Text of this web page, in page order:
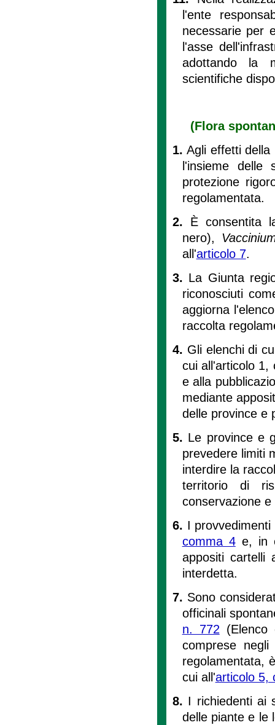
l'ente
necessarie per
l'asse
adottando la
scientifiche
(Flora
1.Agli effetti
l'insieme
protezione
regolamentata.
2. È consentita
nero),
all'articolo 7.
3. La Giunta
riconosciuti
aggiorna
raccolta
4. Gli elenchi di
cui all'articolo 1,
e alla
mediante
delle province e
5. Le province e
prevedere limiti
interdire la
territorio di
conservazione
6. I
comma 4e, in
appositi cartelli
interdetta.
7. Sono
officinali
n. 772 (Elenco
comprese
regolamentata,
cui all'articolo 5,
8. I richiedenti ai
delle piante e le